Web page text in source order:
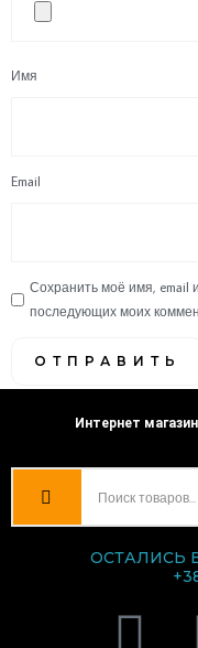
Имя
Email
Сохранить моё имя, email
последующих моих
Интернет
ОСТАЛИСЬ
V